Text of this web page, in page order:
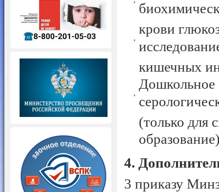
крови
кишечных
Дошкольное
(только для
4.
3 приказу